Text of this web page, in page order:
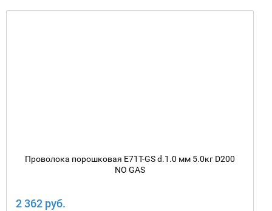
Проволока порошковая E71T-GS d.1.0 мм 5.0кг D200
NO GAS
2 362 руб.